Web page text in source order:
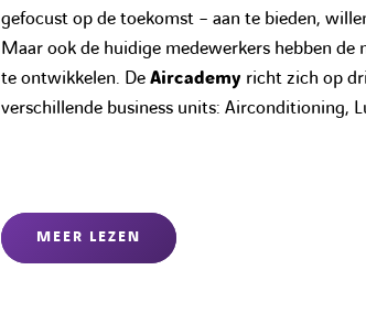
gefocust op de toekomst – aan te bieden,
Maar ook de huidige medewerkers hebben
te ontwikkelen. DeAircademy richt zich op
verschillende business units: Airconditioning,
MEER LEZEN